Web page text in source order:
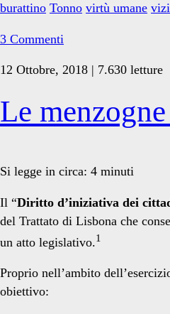
burattino Tonno virtù umane
3 Commenti
12 Ottobre, 2018 | 7.630 letture
Le
Si legge in circa: 4 minuti
Il “Diritto d’iniziativa dei
del Trattato di Lisbona che
un atto legislativo.1
Proprio nell’ambito
obiettivo: